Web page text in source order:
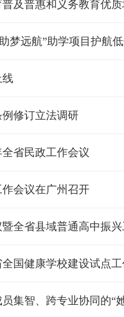
及普惠和义务教育优
梦远航”助学项目护航
线
修订立法调研
省民政工作会议
会议在广州召开
全省县域普通高中振
国健康学校建设试点
集智、跨专业协同的“